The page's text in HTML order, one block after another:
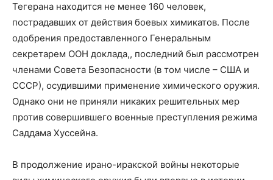
Тегерана находится не менее 160 человек,
пострадавших от действия боевых химикатов. После
одобрения предоставленного Генеральным
секретарем ООН доклада,, последний был рассмотрен
членами Совета Безопасности (в том числе – США и
СССР), осудившими применение химического оружия.
Однако они не приняли никаких решительных мер
против совершившего военные преступления режима
Саддама Хуссейна.
В продолжение ирано-иракской войны некоторые